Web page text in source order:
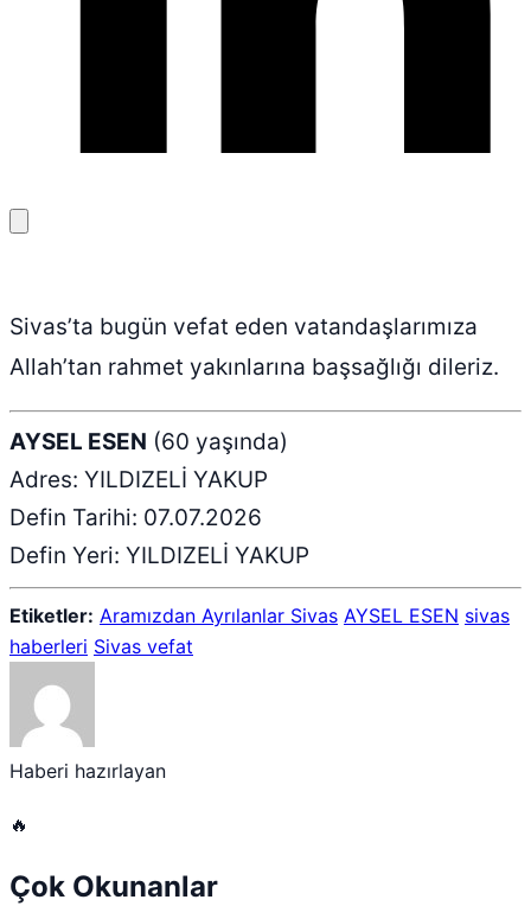
kopyala
Sivas’ta bugün vefat eden vatandaşlarımıza
Allah’tan rahmet yakınlarına başsağlığı dileriz.
AYSEL ESEN (60 yaşında)
Adres: YILDIZELİ YAKUP
Defin Tarihi: 07.07.2026
Defin Yeri: YILDIZELİ YAKUP
Etiketler: Aramızdan Ayrılanlar Sivas AYSEL ESEN sivas
haberleri Sivas vefat
Haberi hazırlayan
🔥
Çok Okunanlar